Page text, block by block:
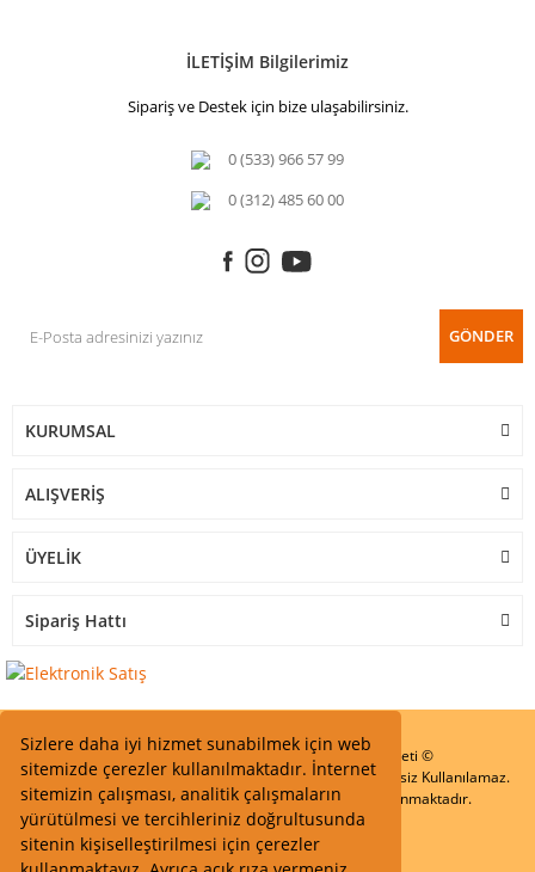
Sizlere daha iyi hizmet sunabilmek için web
sitemizde çerezler kullanılmaktadır. İnternet
sitemizin çalışması, analitik çalışmaların
yürütülmesi ve tercihleriniz doğrultusunda
sitenin kişiselleştirilmesi için çerezler
İLETİŞİM Bilgilerimiz
Sipariş ve Destek için bize ulaşabilirsiniz.
0 (533) 966 57 99
0 (312) 485 60 00
GÖNDER
KURUMSAL
ALIŞVERİŞ
ÜYELİK
Sipariş Hattı
Start Elektronik Sanayi ve Ticaret Limited Şirketi ©
Resimler Yazılar ve İçeriklerin Tüm hakları saklıdır ve İzinsiz Kullanılamaz.
Kredi kartı bilgileriniz 256bit SSL Sertifikası ile Korunmaktadır.